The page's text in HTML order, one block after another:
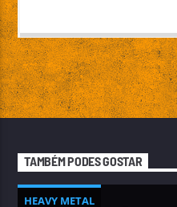
TAMBÉM PODES GOSTAR
HEAVY METAL